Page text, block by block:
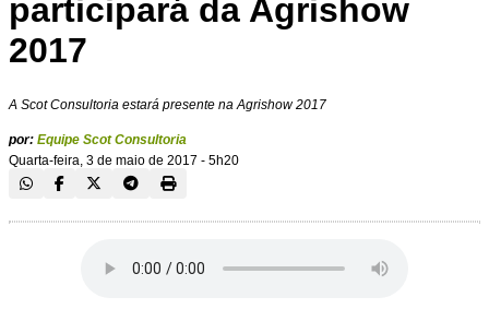
participará da Agrishow
2017
A Scot Consultoria estará presente na Agrishow 2017
por: Equipe Scot Consultoria
Quarta-feira, 3 de maio de 2017 - 5h20